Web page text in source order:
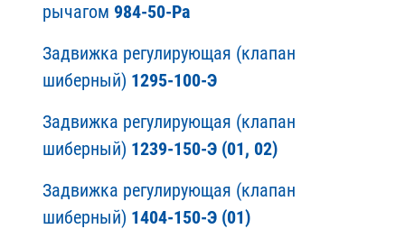
рычагом 984-50-Ра
Задвижка регулирующая (клапан
шиберный) 1295-100-Э
Задвижка регулирующая (клапан
шиберный) 1239-150-Э (01, 02)
Задвижка регулирующая (клапан
шиберный) 1404-150-Э (01)